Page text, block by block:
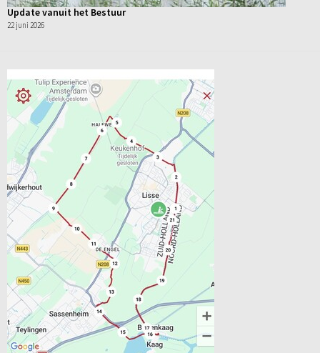
Update vanuit het Bestuur
22 juni 2026